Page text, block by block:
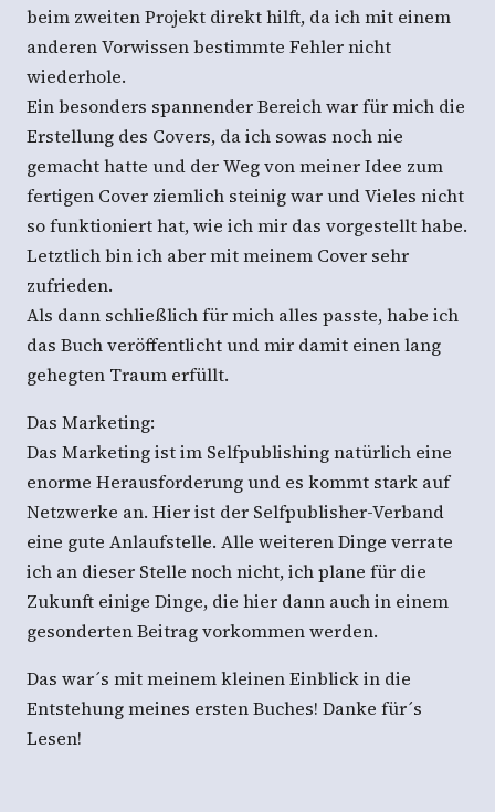
beim zweiten Projekt direkt hilft, da ich mit einem
anderen Vorwissen bestimmte Fehler nicht
wiederhole.
Ein besonders spannender Bereich war für mich die
Erstellung des Covers, da ich sowas noch nie
gemacht hatte und der Weg von meiner Idee zum
fertigen Cover ziemlich steinig war und Vieles nicht
so funktioniert hat, wie ich mir das vorgestellt habe.
Letztlich bin ich aber mit meinem Cover sehr
zufrieden.
Als dann schließlich für mich alles passte, habe ich
das Buch veröffentlicht und mir damit einen lang
gehegten Traum erfüllt.
Das Marketing:
Das Marketing ist im Selfpublishing natürlich eine
enorme Herausforderung und es kommt stark auf
Netzwerke an. Hier ist der Selfpublisher-Verband
eine gute Anlaufstelle. Alle weiteren Dinge verrate
ich an dieser Stelle noch nicht, ich plane für die
Zukunft einige Dinge, die hier dann auch in einem
gesonderten Beitrag vorkommen werden.
Das war´s mit meinem kleinen Einblick in die
Entstehung meines ersten Buches! Danke für´s
Lesen!